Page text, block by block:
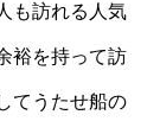
も訪れる人気
裕を持って訪
てうたせ船の